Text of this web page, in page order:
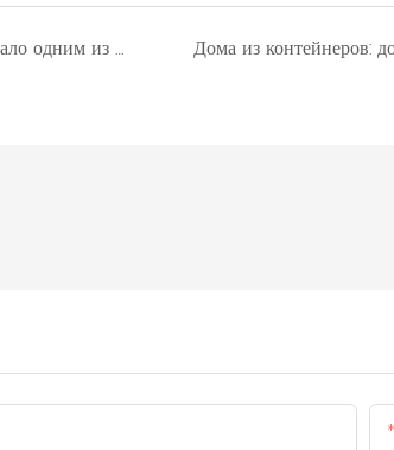
Размещение в контейнерах стало одним из главных событий Дня туризма Китая.